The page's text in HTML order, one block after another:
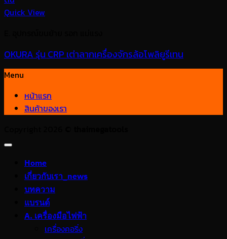
Quick View
OKURA รุ่น CRP เต่าลากเครื่องจักรล้อโพลิยูรีเทน
Menu
หน้าแรก
สินค้าของเรา
Home
เกี่ยวกับเรา_news
บทความ
แบรนด์
A. เครื่องมือไฟฟ้า
เครื่องคอริ่ง